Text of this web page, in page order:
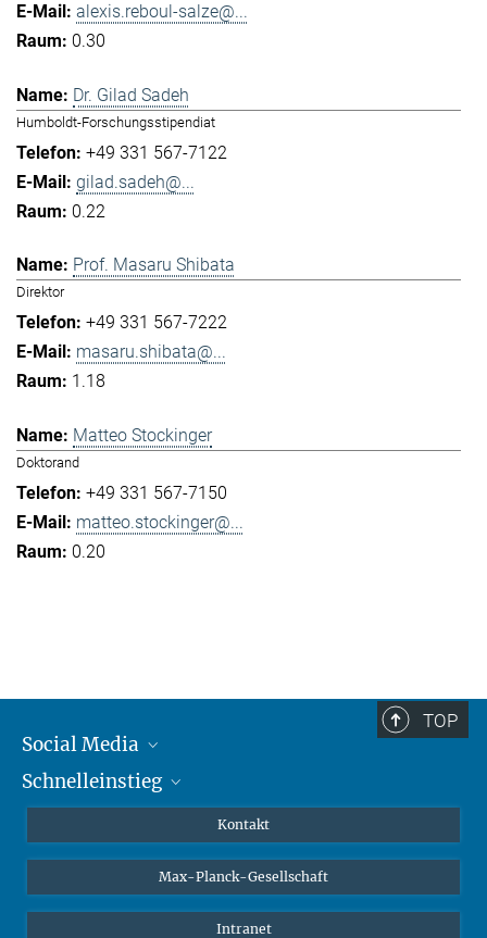
alexis.reboul-salze@...
0.30
Dr. Gilad Sadeh
Humboldt-Forschungsstipendiat
+49 331 567-7122
gilad.sadeh@...
0.22
Prof. Masaru Shibata
Direktor
+49 331 567-7222
masaru.shibata@...
1.18
Matteo Stockinger
Doktorand
+49 331 567-7150
matteo.stockinger@...
0.20
TOP
Social Media
Mastodon
Schnelleinstieg
Schüler*innen
Kontakt
Max-Planck-Gesellschaft
Intranet